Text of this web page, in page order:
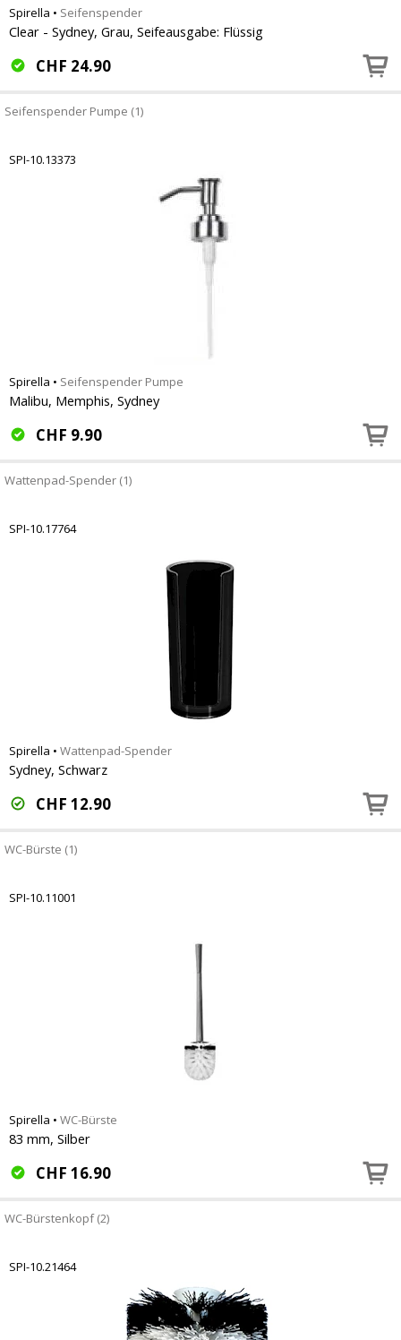
Spirella • Seifenspender
Clear - Sydney, Grau, Seifeausgabe: Flüssig
CHF 24.90
Seifenspender Pumpe (1)
SPI-10.13373
Spirella • Seifenspender Pumpe
Malibu, Memphis, Sydney
CHF 9.90
Wattenpad-Spender (1)
SPI-10.17764
Spirella • Wattenpad-Spender
Sydney, Schwarz
CHF 12.90
WC-Bürste (1)
SPI-10.11001
Spirella • WC-Bürste
83 mm, Silber
CHF 16.90
WC-Bürstenkopf (2)
SPI-10.21464